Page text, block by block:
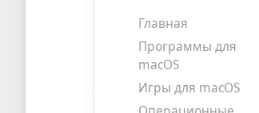
Главная
Программы для
macOS
Игры для macOS